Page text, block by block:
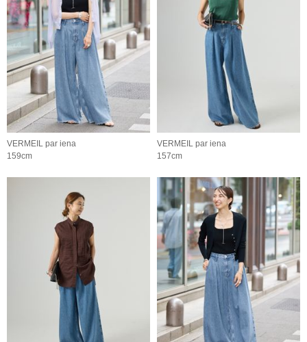
VERMEIL par iena
159cm
VERMEIL par iena
157cm